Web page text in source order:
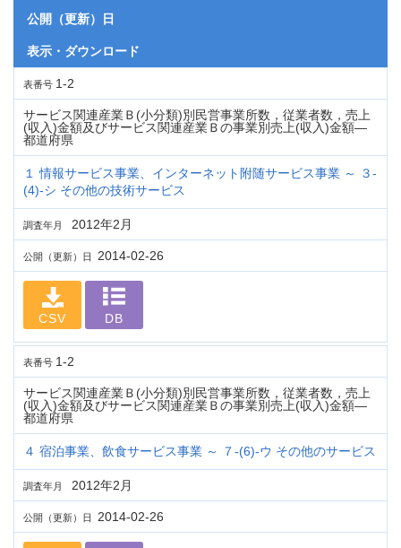
公開（更新）日
表示・ダウンロード
表番号 1-2
サービス関連産業Ｂ(小分類)別民営事業所数，従業者数，売上
(収入)金額及びサービス関連産業Ｂの事業別売上(収入)金額―
都道府県
１ 情報サービス事業、インターネット附随サービス事業 ～ ３-
(4)-シ その他の技術サービス
調査年月 2012年2月
公開（更新）日 2014-02-26
CSV DB
表番号 1-2
サービス関連産業Ｂ(小分類)別民営事業所数，従業者数，売上
(収入)金額及びサービス関連産業Ｂの事業別売上(収入)金額―
都道府県
４ 宿泊事業、飲食サービス事業 ～ ７-(6)-ウ その他のサービス
調査年月 2012年2月
公開（更新）日 2014-02-26